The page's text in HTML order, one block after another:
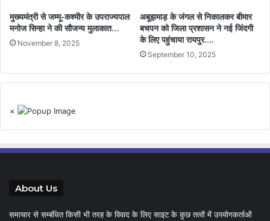
मुख्यमंत्री से जम्मू-कश्मीर के उपराज्यपाल
मनोज सिन्हा ने की सौजन्य मुलाकात…
November 8, 2025
अबूझमाड़ के जंगल से निकालकर बीमार
बचपन को जिला प्रशासन ने नई जिंदगी
के लिए पहुंचाया रायपुर….
September 10, 2025
×
About Us
समाचार से सम्बंधित किसी भी तरह के विवाद के लिए साइट के कुछ तत्वों में उपयोगकर्ताओं